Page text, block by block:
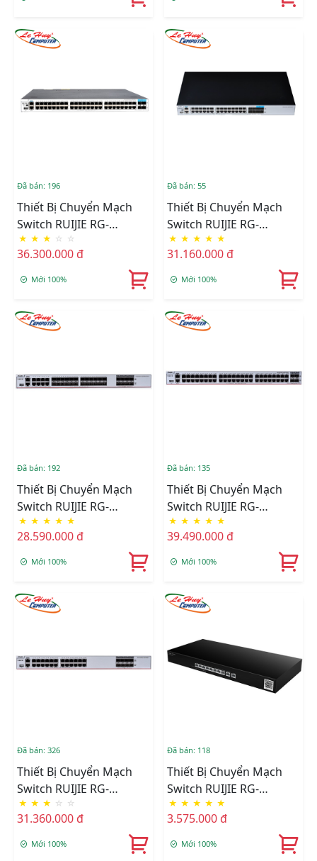
Đã bán: 196
Thiết Bị Chuyển Mạch
Switch RUIJIE RG-
S5750C-48GT4XS-H 48-
Port GE RJ45 + 4-Port
10GE SFP+
★ ★ ★ ☆ ☆
36.300.000 đ
Mới 100%
Đã bán: 55
Thiết Bị Chuyển Mạch
Switch RUIJIE RG-
S5750C-28GT4XS-H 28-
Port GE RJ45 + 4-Port
10GE SFP+
★ ★ ★ ★ ★
31.160.000 đ
Mới 100%
Đã bán: 192
Thiết Bị Chuyển Mạch
Switch RUIJIE RG-
S5760C-24SFP/8GT8XS-X
24-Port Gigabit SFP + 8-
Port 10/100/1000BASE-T
★ ★ ★ ★ ★
28.590.000 đ
Mới 100%
Đã bán: 135
Thiết Bị Chuyển Mạch
Switch RUIJIE RG-
S5760C-48GT4XS-X 48-
Port 10/100/1000BASE-T
+ 4-Port 1G/10G SFP+
★ ★ ★ ★ ★
39.490.000 đ
Mới 100%
Đã bán: 326
Thiết Bị Chuyển Mạch
Switch RUIJIE RG-
S5760C-24GT8XS-X 24-
Port 10/100/1000BASE-T
+ 8-Port 1G/10G SFP+
★ ★ ★ ☆ ☆
31.360.000 đ
Mới 100%
Đã bán: 118
Thiết Bị Chuyển Mạch
Switch RUIJIE RG-
EG310GH-E 10-Port High
Performance Cloud
Managed
★ ★ ★ ★ ★
3.575.000 đ
Mới 100%